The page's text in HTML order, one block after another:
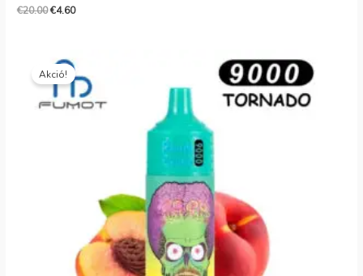
€20.00€4.60
Akció!
ár:
€20.99.
ár:
€5.69.